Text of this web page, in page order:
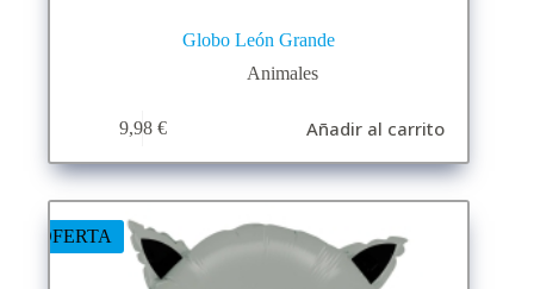
Globo León Grande
Animales
9,98 € Añadir al carrito
OFERTA